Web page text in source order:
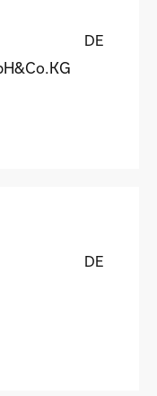
DE
DE